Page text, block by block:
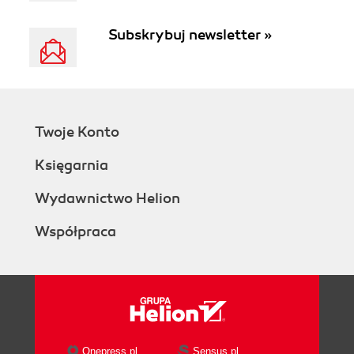
Subskrybuj newsletter »
Twoje Konto
Księgarnia
Wydawnictwo Helion
Współpraca
Onepress.pl Sensus.pl